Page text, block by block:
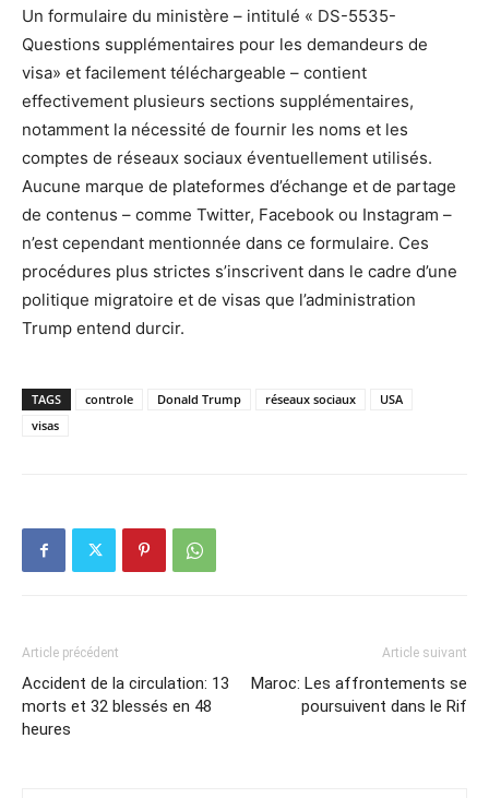
Un formulaire du ministère – intitulé « DS-5535-
Questions supplémentaires pour les demandeurs de
visa» et facilement téléchargeable – contient
effectivement plusieurs sections supplémentaires,
notamment la nécessité de fournir les noms et les
comptes de réseaux sociaux éventuellement utilisés.
Aucune marque de plateformes d’échange et de partage
de contenus – comme Twitter, Facebook ou Instagram –
n’est cependant mentionnée dans ce formulaire. Ces
procédures plus strictes s’inscrivent dans le cadre d’une
politique migratoire et de visas que l’administration
Trump entend durcir.
TAGS controle Donald Trump réseaux sociaux
USA
visas
Article précédent
Accident de la circulation: 13
morts et 32 blessés en 48
heures
Article suivant
Maroc: Les affrontements se
poursuivent dans le Rif